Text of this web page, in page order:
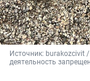
Источник: burakozcivit /
деятельность